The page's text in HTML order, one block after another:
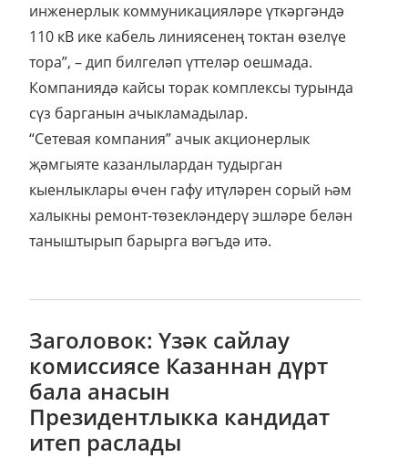
инженерлык коммуникацияләре үткәргәндә
110 кВ ике кабель линиясенең токтан өзелүе
тора”, – дип билгеләп үттеләр оешмада.
Компаниядә кайсы торак комплексы турында
сүз барганын ачыкламадылар.
“Сетевая компания” ачык акционерлык
җәмгыяте казанлылардан тудырган
кыенлыклары өчен гафу итүләрен сорый һәм
халыкны ремонт-төзекләндерү эшләре белән
таныштырып барырга вәгъдә итә.
Заголовок: Үзәк сайлау
комиссиясе Казаннан дүрт
бала анасын
Президентлыкка кандидат
итеп раслады